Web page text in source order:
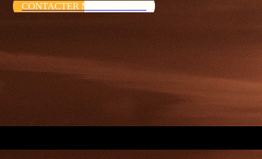
CONTACTER MAINTENANT